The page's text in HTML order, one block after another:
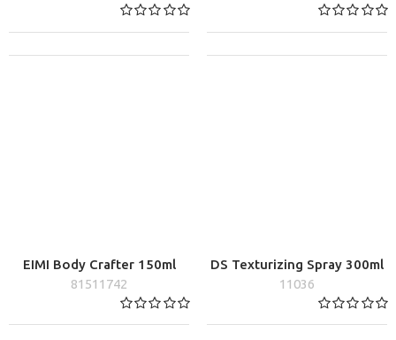
EIMI Body Crafter 150ml
81511742
DS Texturizing Spray 300ml
11036